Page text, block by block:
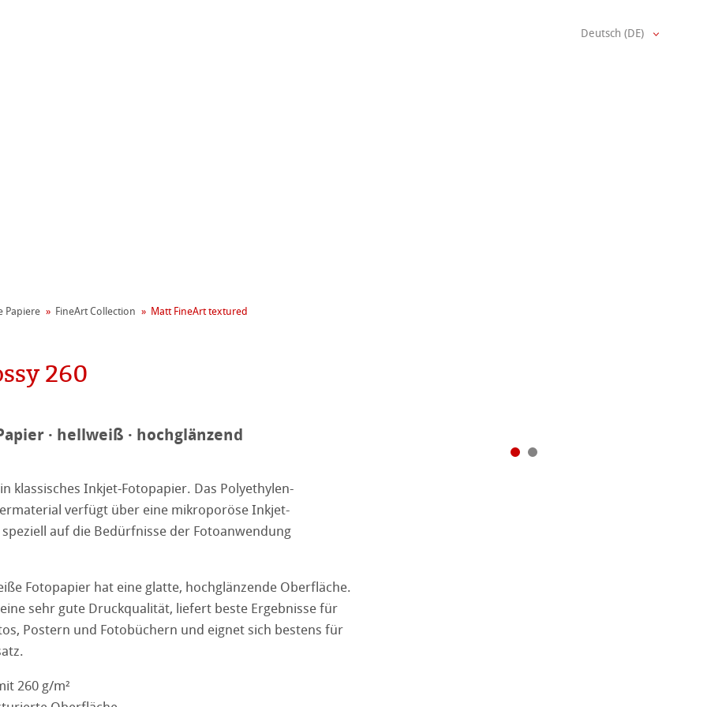
Rooster
Program
Albums
Album
Deutsch (DE)
Papiere FineArt Collection Matt FineArt textured
260
· hellweiß · hochglänzend
klassisches Inkjet-Fotopapier. Das Polyethylen-
verfügt über eine mikroporöse Inkjet-
auf die Bedürfnisse der Fotoanwendung
Fotopapier hat eine glatte, hochglänzende Oberfläche.
sehr gute Druckqualität, liefert beste Ergebnisse für
Postern und Fotobüchern und eignet sich bestens für
260 g/m²